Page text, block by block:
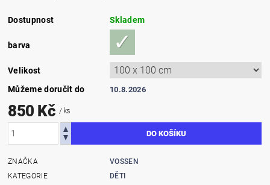
Dostupnost Skladem
barva
Velikost
Můžeme doručit do
10.8.2026
850 Kč / ks
ZNAČKA
VOSSEN
KATEGORIE
DĚTI